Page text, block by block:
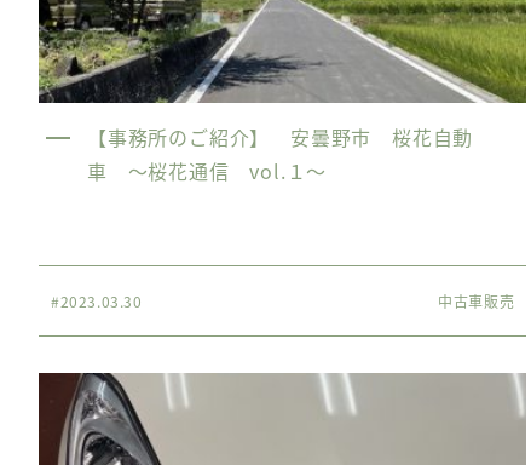
【事務所のご紹介】 安曇野市 桜花自動
車 〜桜花通信 vol.１〜
#2023.03.30 中古車販売